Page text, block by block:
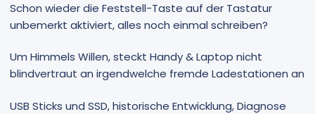
Schon wieder die Feststell-Taste auf der Tastatur
unbemerkt aktiviert, alles noch einmal schreiben?
Um Himmels Willen, steckt Handy & Laptop nicht
blindvertraut an irgendwelche fremde Ladestationen an
USB Sticks und SSD, historische Entwicklung, Diagnose